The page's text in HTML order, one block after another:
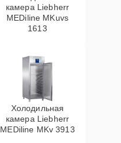
камера Liebherr
MEDiline MKuvs
1613
Холодильная
камера Liebherr
MEDiline MKv 3913